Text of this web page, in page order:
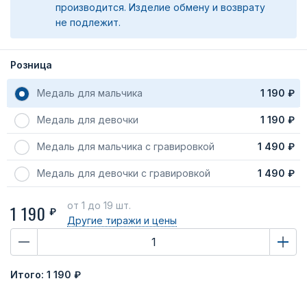
производится. Изделие обмену и возврату
не подлежит.
Розница
Медаль для мальчика 1 190 ₽
Медаль для девочки 1 190 ₽
Медаль для мальчика с гравировкой 1 490 ₽
Медаль для девочки с гравировкой 1 490 ₽
1 190 ₽
от 1 до 19 шт.
Другие тиражи и цены
Итого: 1 190 ₽